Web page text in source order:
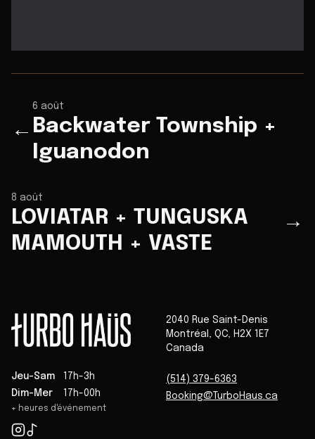
←
6 août
Backwater Township +
Iguanodon
8 août
LOVIATAR + TUNGUSKA
MAMOUTH + VASTE
→
Jeu-Sam
17h-3h
Dim-Mer
17h-00h
+ heures d'événement
2040 Rue Saint-Denis
Montréal , QC, H2X 1E7
Canada
(514) 379-6363
Booking@TurboHaus.ca